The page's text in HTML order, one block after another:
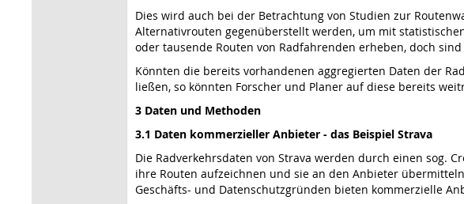
Dies wird auch bei der Betrachtung von Studien zur
Alternativrouten gegenüberstellt werden, um mit
oder tausende Routen von Radfahrenden erheben, doch
Könnten die bereits vorhandenen aggregierten Daten der
ließen, so könnten Forscher und Planer auf diese bereits
3 Daten und Methoden
3.1 Daten kommerzieller Anbieter - das Beispiel Strava
Die Radverkehrsdaten von Strava werden durch einen sog.
ihre Routen aufzeichnen und sie an den Anbieter
Geschäfts- und Datenschutzgründen bieten kommerzielle